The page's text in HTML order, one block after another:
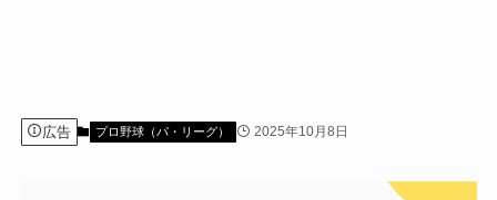
広告 プロ野球（パ・リーグ） 2025年10月8日